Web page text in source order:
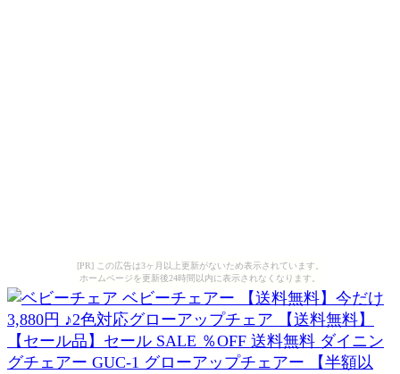
[PR] この広告は3ヶ月以上更新がないため表示されています。
ホームページを更新後24時間以内に表示されなくなります。